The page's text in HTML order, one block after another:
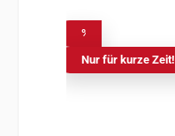
Nur für kurze Zeit!